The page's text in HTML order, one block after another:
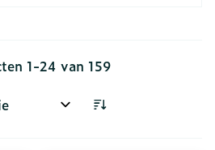
1-24 van 159
op: